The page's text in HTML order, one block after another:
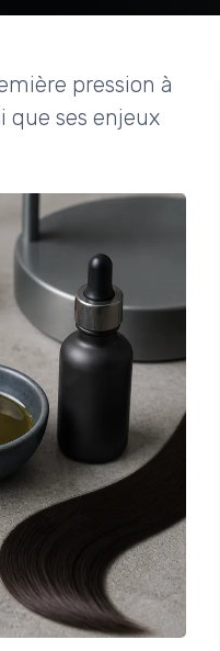
pression à
que ses enjeux